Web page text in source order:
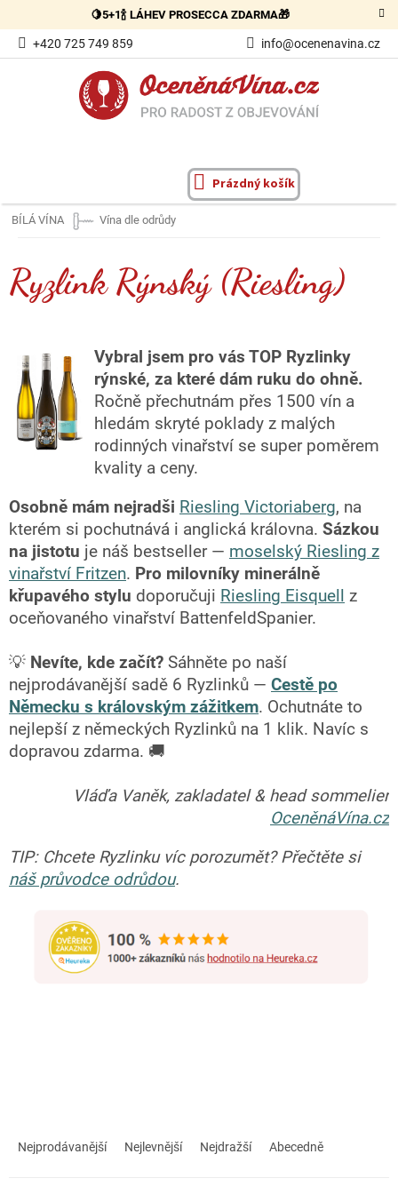
obsah
🍋5+1🍾 LÁHEV PROSECCA ZDARMA🎁
+420 725 749 859 info@ocenenavina.cz
NÁKUPNÍ
Prázdný košík
BÍLÁ VÍNA Vína dle odrůdy
Ryzlink Rýnský (Riesling)
Vybral jsem pro vás TOP Ryzlinky
rýnské, za které dám ruku do ohně.
Ročně přechutnám přes 1500 vín a
hledám skryté poklady z malých
rodinných vinařství se super poměrem
kvality a ceny.
Osobně mám nejradši Riesling Victoriaberg, na
kterém si pochutnává i anglická královna. Sázkou
na jistotu je náš bestseller — moselský Riesling z
vinařství Fritzen. Pro milovníky minerálně
křupavého stylu doporučuji Riesling Eisquell
z
oceňovaného vinařství BattenfeldSpanier.
💡 Nevíte, kde začít? Sáhněte po naší
nejprodávanější sadě 6 Ryzlinků — Cestě po
Německu s královským zážitkem. Ochutnáte to
nejlepší z německých Ryzlinků na 1 klik. Navíc s
dopravou zdarma. 🚚
Vláďa Vaněk, zakladatel & head sommelier
OceněnáVína.cz
TIP: Chcete Ryzlinku víc porozumět? Přečtěte si
náš průvodce odrůdou.
Nejprodávanější Nejlevnější Nejdražší Abecedně